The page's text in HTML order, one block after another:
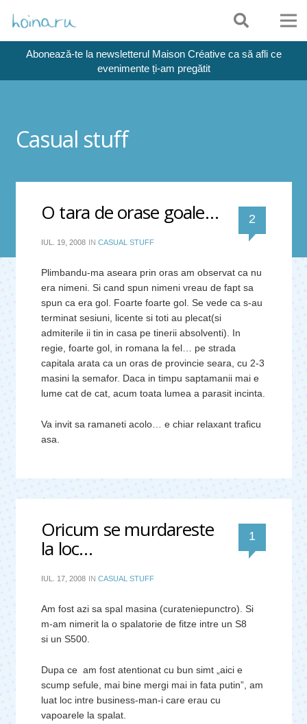
Abonează-te la newsletterul Maison Créative ca să afli ce
evenimente ți-am pregătit
Casual stuff
O tara de orase goale… 2
IUL. 19, 2008 IN CASUAL STUFF
Plimbandu-ma aseara prin oras am observat ca nu
era nimeni. Si cand spun nimeni vreau de fapt sa
spun ca era gol. Foarte foarte gol. Se vede ca s-au
terminat sesiuni, licente si toti au plecat(si
admiterile ii tin in casa pe tinerii absolventi). In
regie, foarte gol, in romana la fel… pe strada
capitala arata ca un oras de provincie seara, cu 2-3
masini la semafor. Daca in timpu saptamanii mai e
lume cat de cat, acum toata lumea a parasit incinta.
Va invit sa ramaneti acolo… e chiar relaxant traficu
asa.
Oricum se murdareste
la loc… 1
IUL. 17, 2008 IN CASUAL STUFF
Am fost azi sa spal masina (curateniepunctro). Si
m-am nimerit la o spalatorie de fitze intre un S8
si un S500.
Dupa ce am fost atentionat cu bun simt „aici e
scump sefule, mai bine mergi mai in fata putin”, am
luat loc intre business-man-i care erau cu
vapoarele la spalat.